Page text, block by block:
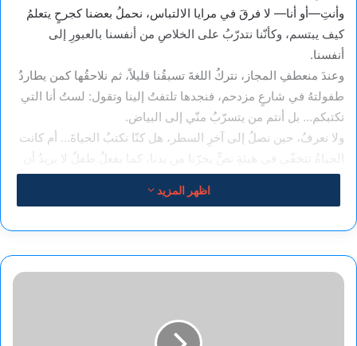
وأنتِ—أو أنا— لا فرقَ في مرايا الالتباس، نحملُ بعضنا كجرحٍ يتعلمُ
كيف يبتسم، وكأنّنا نتدرّبُ على الخلاصِ من أنفسنا بالعبورِ إلى
أنفسنا.
وعندَ منعطفِ المجاز، نتركُ اللغةَ تسبقُنا قليلاً، ثم نلاحقُها كمن يطاردُ
طفولتهُ في شارعٍ مزدحم، فنجدها تلتفتُ إلينا وتقول: لستُ أنا التي
تكتبكم… بل أنتم من يتسرّبُ منّي إلى البياض.
ولا نعرفُ، حين نصلُ إلى آخرِ السطر، هل كنّا نكتبُ الحياةَ… أم كانت
الحياةُ تتخفّى في هيئةِ نصٍّ يجرّنا من يدنا، كما يفعلُ طفلٌ لا يريدُ أن
يعودَ إلى البيت.
اظهر المزيد
كتبتُ